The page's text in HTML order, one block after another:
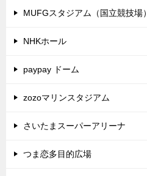
MUFGスタジアム（国立競技場）
NHKホール
paypay ドーム
zozoマリンスタジアム
さいたまスーパーアリーナ
つま恋多目的広場